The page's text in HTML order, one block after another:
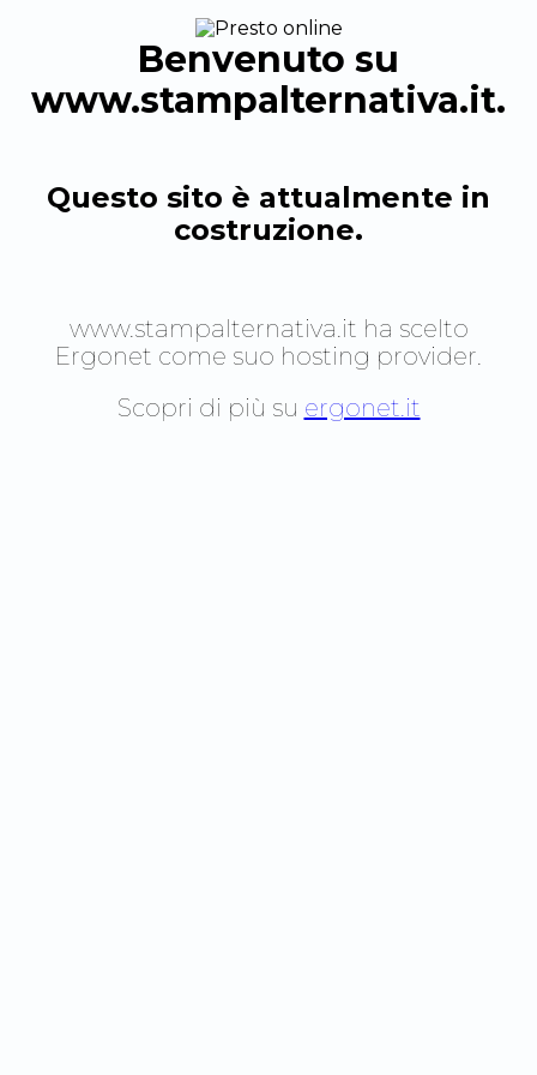
Benvenuto su
www.stampalternativa.it.
Questo sito è attualmente in
costruzione.
www.stampalternativa.it ha scelto
Ergonet come suo hosting provider.
Scopri di più su ergonet.it